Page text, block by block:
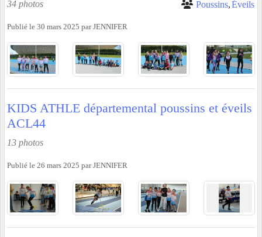
34 photos Poussins Éveils
Publié le 30 mars 2025 parJENNIFER
KIDS ATHLE départemental poussins et éveils
ACL44
13 photos
Publié le 26 mars 2025 parJENNIFER